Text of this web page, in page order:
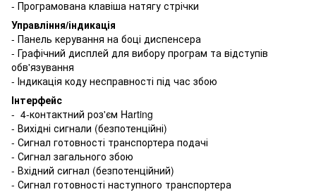
- Програмована клавіша натягу стрічки
Управління/індикація
- Панель керування на боці диспенсера
- Графічний дисплей для вибору програм та відступів
обв'язування
- Індикація коду несправності під час збою
Інтерфейс
- 4-контактний роз'єм Harting
- Вихідні сигнали (безпотенційні)
- Сигнал готовності транспортера подачі
- Сигнал загального збою
- Вхідний сигнал (безпотенційний)
- Сигнал готовності наступного транспортера